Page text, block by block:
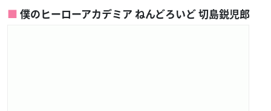
僕のヒーローアカデミア ねんどろいど 切島鋭児郎